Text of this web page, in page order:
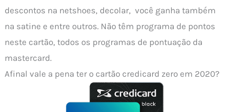
descontos na netshoes, decolar, você ganha também
na satine e entre outros. Não têm programa de pontos
neste cartão, todos os programas de pontuação da
mastercard.
Afinal vale a pena ter o cartão credicard zero em 2020?